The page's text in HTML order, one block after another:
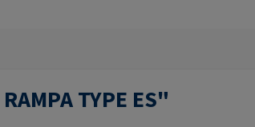
TYPE ES"